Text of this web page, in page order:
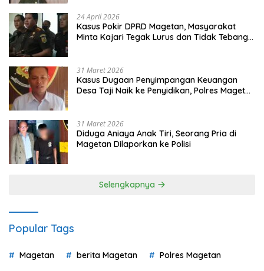
24 April 2026
Kasus Pokir DPRD Magetan, Masyarakat
Minta Kajari Tegak Lurus dan Tidak Tebang
31 Maret 2026
Kasus Dugaan Penyimpangan Keuangan
Desa Taji Naik ke Penyidikan, Polres Magetan
31 Maret 2026
Diduga Aniaya Anak Tiri, Seorang Pria di
Magetan Dilaporkan ke Polisi
Selengkapnya
Popular Tags
Magetan berita Magetan Polres Magetan